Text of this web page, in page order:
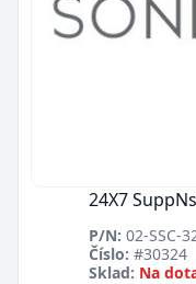
24X7
P/N: 02-SSC-
Číslo: #30324
Sklad: Na